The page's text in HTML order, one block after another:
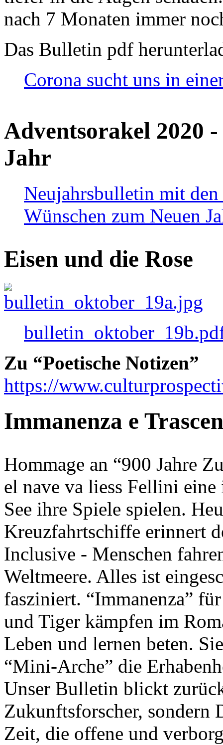
nach 7 Monaten immer
Das Bulletin pdf
Corona sucht uns in
Adventsorakel 2020
Jahr
Neujahrsbulletin mit den
Wünschen zum Neuen
Eisen und die Rose
Zu “Poetische Notizen”
https://
Immanenza e
Hommage an “900 Jahre
el nave va liess Fellini
See ihre Spiele spielen.
Kreuzfahrtschiffe erinnert
Inclusive - Menschen
Weltmeere. Alles ist
fasziniert. “Immanenza”
und Tiger kämpfen im
Leben und lernen beten.
“Mini-Arche” die
Unser Bulletin blickt
Zukunftsforscher, sondern
Zeit, die offene und